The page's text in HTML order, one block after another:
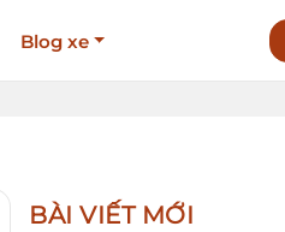
Blog xe
BÀI VIẾT MỚI